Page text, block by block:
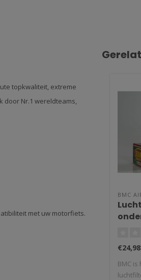
topkwaliteit, extreme
door Nr.1 wereldteams,
met uw motorfiets.
BMC
500
€24,98
BMC